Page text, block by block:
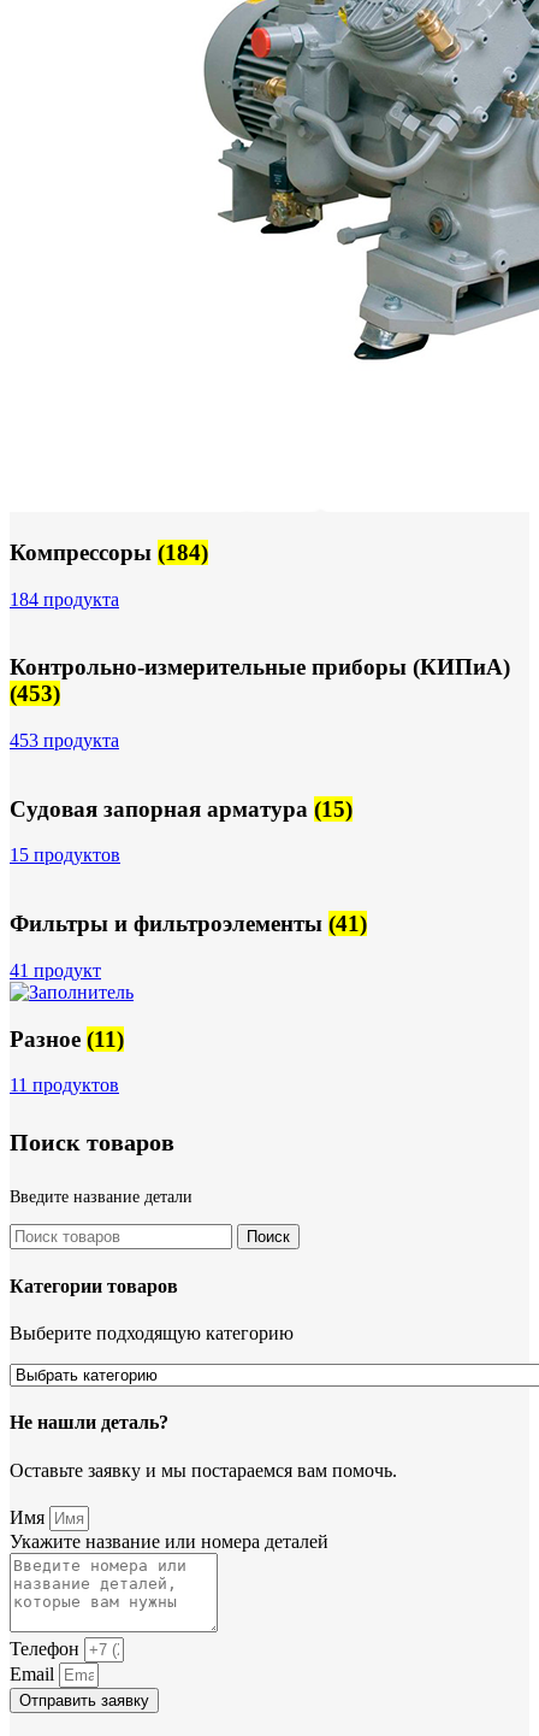
Компрессоры (184)
184 продукта
Контрольно-измерительные приборы (КИПиА)
(453)
453 продукта
Судовая запорная арматура (15)
15 продуктов
Фильтры и фильтроэлементы (41)
41 продукт
Разное (11)
11 продуктов
Поиск товаров
Введите название детали
Поиск
Категории товаров
Выберите подходящую категорию
Не нашли деталь?
Оставьте заявку и мы постараемся вам помочь.
Имя
Укажите название или номера деталей
Телефон
Email
Отправить заявку